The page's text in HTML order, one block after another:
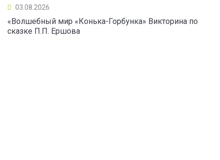
03.08.2026
«Волшебный мир «Конька-Горбунка» Викторина по
сказке П.П. Ершова